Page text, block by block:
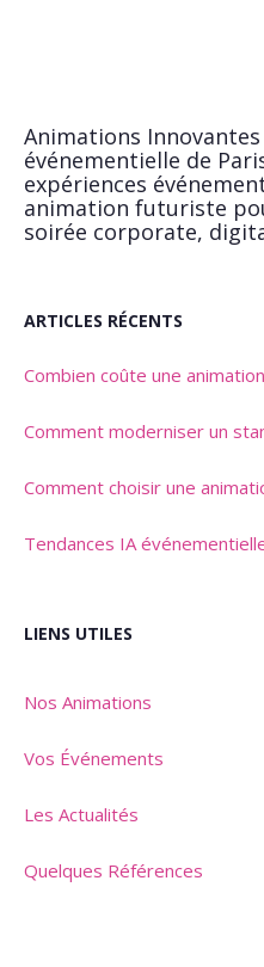
Animations
événementielle de
expériences
animation futuriste
soirée corporate,
ARTICLES RÉCENTS
Combien coûte une
Comment moderniser un
Comment choisir une
Tendances IA
LIENS UTILES
Nos Animations
Vos Événements
Les Actualités
Quelques Références